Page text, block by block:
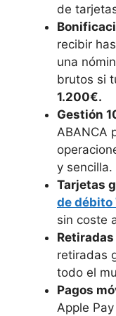
de
recibir
una
brutos si
1.200€.
Gestión
ABANCA
y sencilla.
Tarjetas
de débito
sin coste
retiradas
todo el
Pagos
Apple